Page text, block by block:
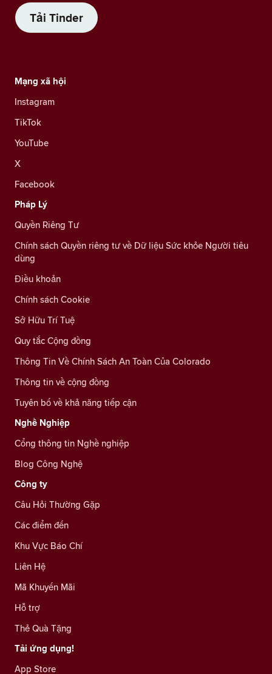
Tải Tinder
Mạng xã hội
Instagram
TikTok
YouTube
X
Facebook
Pháp Lý
Quyền Riêng Tư
Chính sách Quyền riêng tư về Dữ liệu Sức khỏe Người tiêu
dùng
Điều khoản
Chính sách Cookie
Sở Hữu Trí Tuệ
Quy tắc Cộng đồng
Thông Tin Về Chính Sách An Toàn Của Colorado
Thông tin về cộng đồng
Tuyên bố về khả năng tiếp cận
Nghề Nghiệp
Cổng thông tin Nghề nghiệp
Blog Công Nghệ
Công ty
Câu Hỏi Thường Gặp
Các điểm đến
Khu Vực Báo Chí
Liên Hệ
Mã Khuyến Mãi
Hỗ trợ
Thẻ Quà Tặng
Tải ứng dụng!
App Store